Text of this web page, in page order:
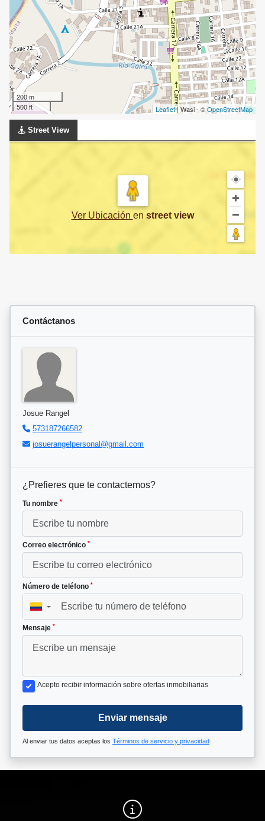
200 m
500 ft
Leaflet| Wasi - ©OpenStreetMap
Street View
Ver Ubicación en street view
Contáctanos
Josue Rangel
573187266582
josuerangelpersonal@gmail.com
¿Prefieres que te contactemos?
Tu nombre *
Correo electrónico *
Número de teléfono *
▼
Mensaje *
Acepto recibir información sobre ofertas inmobiliarias
Enviar mensaje
Al enviar tus datos aceptas los Términos de servicio y privacidad